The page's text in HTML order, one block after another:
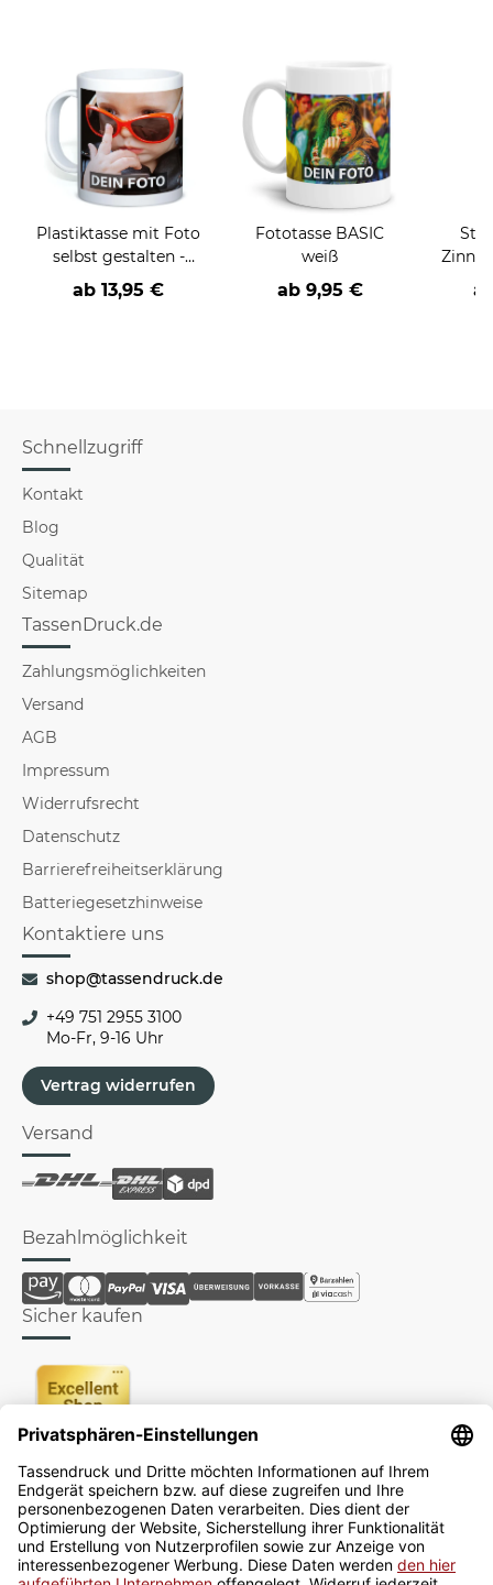
Plastiktasse mit Foto
selbst gestalten -
BPA-frei
ab 13,95 €
Fototasse BASIC
weiß
ab 9,95 €
Schnellzugriff
Kontakt
Blog
Qualität
Sitemap
TassenDruck.de
Zahlungsmöglichkeiten
Versand
AGB
Impressum
Widerrufsrecht
Datenschutz
Barrierefreiheitserklärung
Batteriegesetzhinweise
Kontaktiere uns
shop@tassendruck.de
+49 751 2955 3100
Mo-Fr, 9-16 Uhr
Vertrag widerrufen
Versand
Bezahlmöglichkeit
Sicher kaufen